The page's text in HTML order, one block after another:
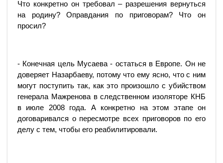
Что конкретно он требовал – разрешения вернуться
на родину? Оправдания по приговорам? Что он
просил?
- Конечная цель Мусаева - остаться в Европе. Он не
доверяет Назарбаеву, потому что ему ясно, что с ним
могут поступить так, как это произошло с убийством
генерала Мажренова в следственном изоляторе КНБ
в июле 2008 года. А конкретно на этом этапе он
договаривался о пересмотре всех приговоров по его
делу с тем, чтобы его реабилитировали.